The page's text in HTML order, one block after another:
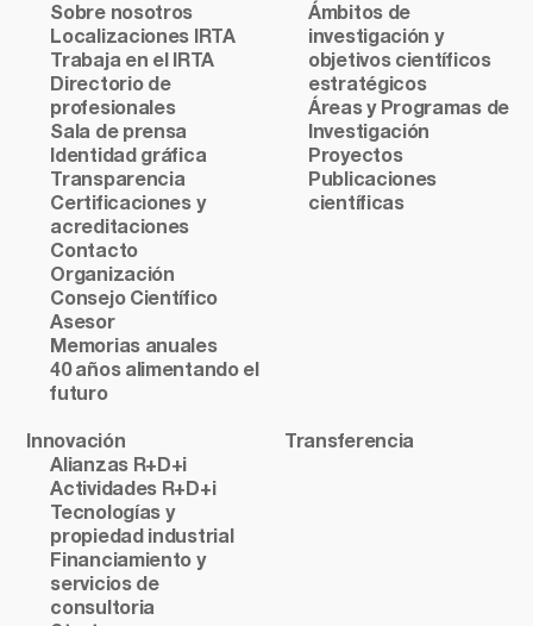
Sobre nosotros
Localizaciones IRTA
Trabaja en el IRTA
Directorio de
profesionales
Sala de prensa
Identidad gráfica
Transparencia
Certificaciones y
acreditaciones
Contacto
Organización
Consejo Científico
Asesor
Memorias anuales
40 años alimentando el
futuro
Ámbitos de
investigación y
objetivos científicos
estratégicos
Áreas y Programas de
Investigación
Proyectos
Publicaciones
científicas
Innovación
Alianzas R+D+i
Actividades R+D+i
Tecnologías y
propiedad industrial
Financiamiento y
servicios de
consultoria
Transferencia